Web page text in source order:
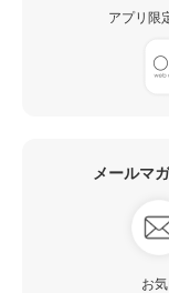
アプリ限
メールマ
お